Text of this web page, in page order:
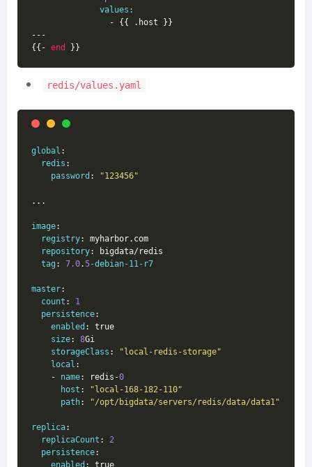
values:
- {{ .host }}
---
{{- end }}
redis/values.yaml
global :
redis :
password : "123456"
...
image:
registry: myharbor.com
repository: bigdata/redis
tag : 7.0.5-debian-11-r7
master:
count : 1
persistence:
enabled : true
size: 8Gi
storageClass :
"local-redis-storage"
local :
- name: redis-0
host :
"local-168-182-110"
path: "/opt/bigdata/servers/redis/data/data1"
replica:
replicaCount : 2
persistence:
enabled : true